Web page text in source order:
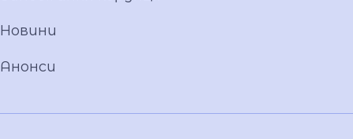
Команда
Новини
Анонси